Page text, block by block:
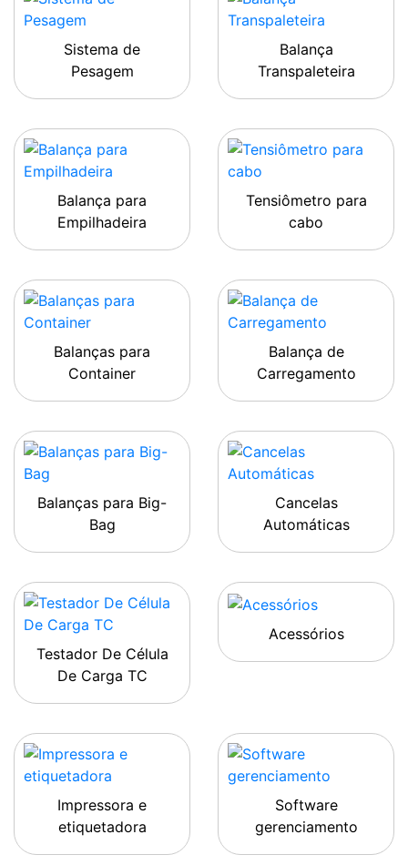
Sistema de
Pesagem
Balança
Transpaleteira
Balança para
Empilhadeira
Tensiômetro para
cabo
Balanças para
Container
Balança de
Carregamento
Balanças para Big-
Bag
Cancelas
Automáticas
Testador De Célula
De Carga TC
Acessórios
Impressora e
etiquetadora
Software
gerenciamento